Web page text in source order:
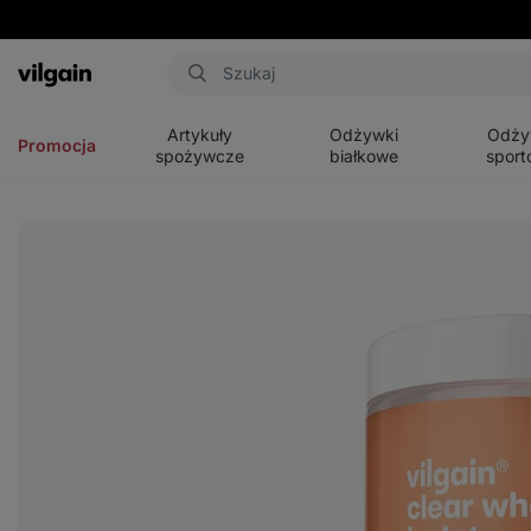
Aktin
Promocja
Artykuły
spożywcze
Odżywki
białkowe